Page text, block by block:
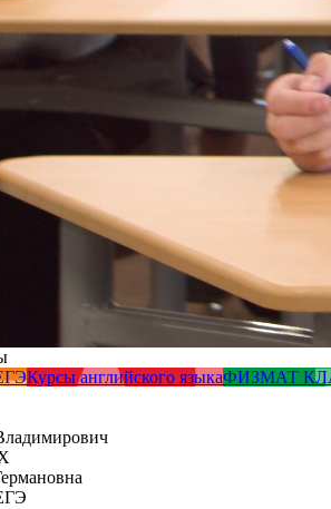
Курсы английского языкаФИЗМАТ